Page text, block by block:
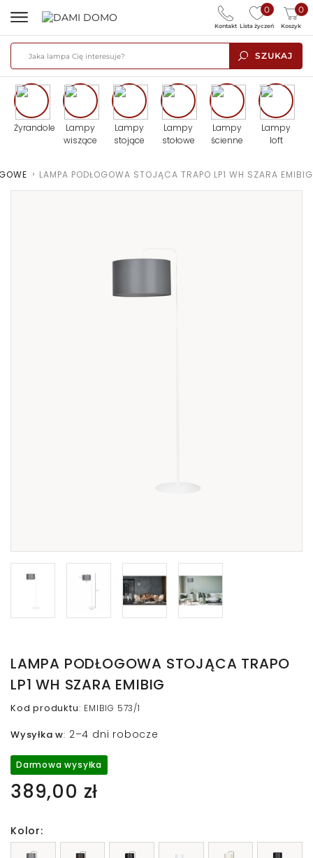
SZUKAJ
0
Lista życzeń
0
Koszyk
Kontakt
Żyrandole
Lampy
wiszące
Lampy
stojące
Lampy
stołowe
Lampy
ścienne
Lampy
loft
> LAMPA PODŁOGOWA STOJĄCA TRAPO LP1 WH SZARA EMIBIG
LAMPA PODŁOGOWA STOJĄCA TRAPO
LP1 WH SZARA EMIBIG
Kod produktu: EMIBIG 573/1
Wysyłka w: 2–4 dni robocze
Darmowa wysyłka
389,00 zł
Kolor: